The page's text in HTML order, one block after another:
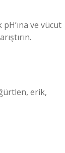
ve vücut
erik,